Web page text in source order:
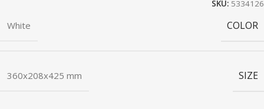
SKU: 5334126
COLOR
White
SIZE
360x208x425 mm